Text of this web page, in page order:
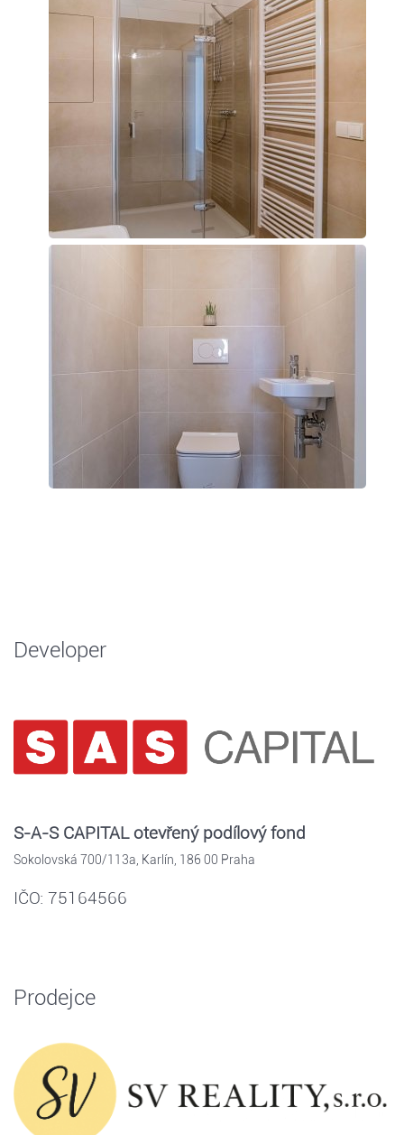
Developer
S-A-S CAPITAL otevřený podílový fond
Sokolovská 700/113a, Karlín, 186 00 Praha
IČO: 75164566
Prodejce